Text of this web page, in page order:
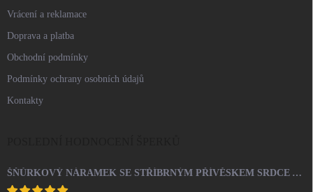
Vrácení a reklamace
Doprava a platba
Obchodní podmínky
Podmínky ochrany osobních údajů
Kontakty
ŠŇŮRKOVÝ NÁRAMEK SE STŘÍBRNÝM PŘÍVĚSKEM SRDCE A KRYSTALY SWAROVSKI CRYSTAL (STŘÍBRO 925/1000)